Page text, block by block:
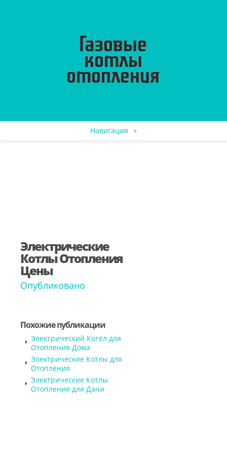
Навигация +
Электрические
Котлы Отопления
Цены
Опубликовано
Похожие публикации
Электрический Котёл для
Отопления Дома
Электрические Котлы для
Отопления
Электрические Котлы
Отопления для Дачи